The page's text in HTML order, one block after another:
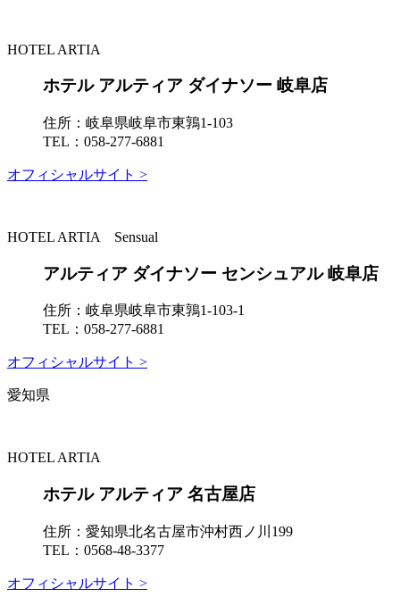
HOTEL ARTIA
ホテル アルティア ダイナソー 岐阜店
住所： 岐阜県岐阜市東鶉1-103
TEL： 058-277-6881
オフィシャルサイト >
HOTEL ARTIA Sensual
アルティア ダイナソー センシュアル 岐阜店
住所： 岐阜県岐阜市東鶉1-103-1
TEL： 058-277-6881
オフィシャルサイト >
愛知県
HOTEL ARTIA
ホテル アルティア 名古屋店
住所： 愛知県北名古屋市沖村西ノ川199
TEL： 0568-48-3377
オフィシャルサイト >